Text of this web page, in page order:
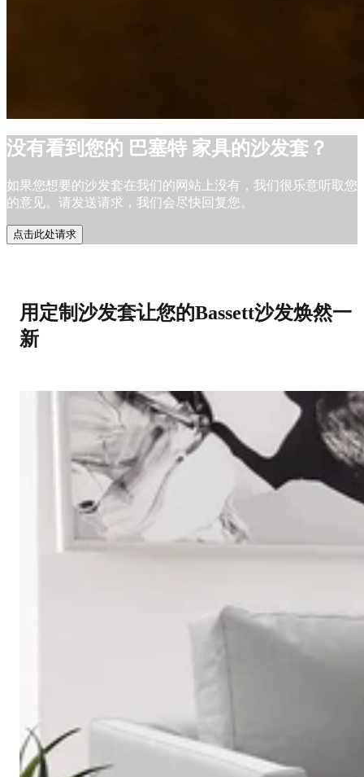
没有看到您的 巴塞特 家具的沙发套？
如果您想要的沙发套在我们的网站上没有，我们很乐意听取您
的意见。请发送请求，我们会尽快回复您。
点击此处请求
用定制沙发套让您的Bassett沙发焕然一
新